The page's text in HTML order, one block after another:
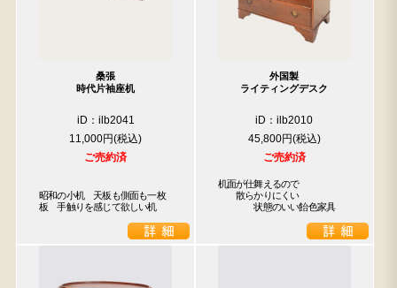
桑張
時代片袖座机
iD：ilb2041
11,000円
ご売約済
昭和の小机　天板も側面も一枚
板　手触りを感じて欲しい机
外国製
ライティングデスク
iD：ilb2010
45,800円
ご売約済
机面が仕舞えるので
散らかりにくい
状態のいい飴色家具